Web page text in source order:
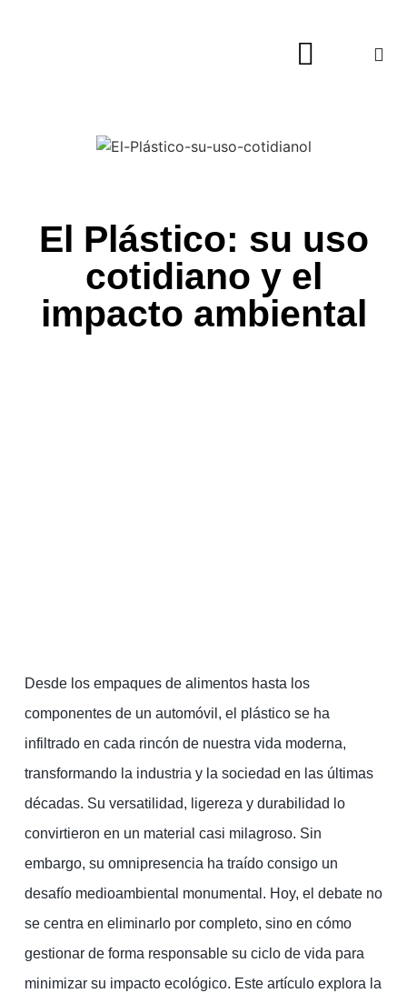
El Plástico: su uso
cotidiano y el
impacto ambiental
Desde los empaques de alimentos hasta los
componentes de un automóvil, el plástico se ha
infiltrado en cada rincón de nuestra vida moderna,
transformando la industria y la sociedad en las últimas
décadas. Su versatilidad, ligereza y durabilidad lo
convirtieron en un material casi milagroso. Sin
embargo, su omnipresencia ha traído consigo un
desafío medioambiental monumental. Hoy, el debate no
se centra en eliminarlo por completo, sino en cómo
gestionar de forma responsable su ciclo de vida para
minimizar su impacto ecológico. Este artículo explora la